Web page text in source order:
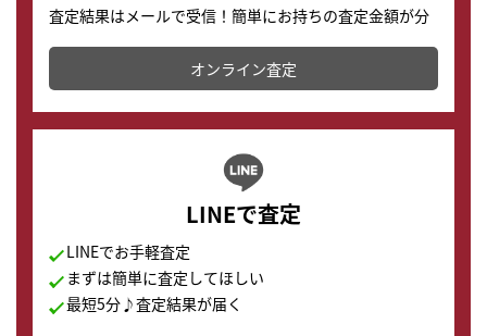
査定結果はメールで受信！簡単にお持ちの査定金額が分
かります。
オンライン査定
LINEで査定
LINEでお手軽査定
まずは簡単に査定してほしい
最短5分♪査定結果が届く